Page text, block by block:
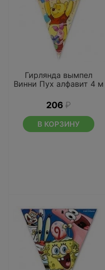
Гирлянда вымпел
Винни Пух алфавит 4 м
206 ₽
В КОРЗИНУ